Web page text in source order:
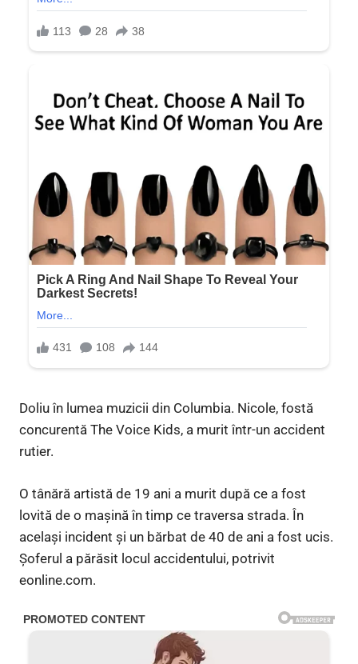
Doliu în lumea muzicii din Columbia. Nicole, fostă
concurentă The Voice Kids, a murit într-un accident
rutier.
O tânără artistă de 19 ani a murit după ce a fost
lovită de o mașină în timp ce traversa strada. În
același incident și un bărbat de 40 de ani a fost ucis.
Șoferul a părăsit locul accidentului, potrivit
eonline.com.